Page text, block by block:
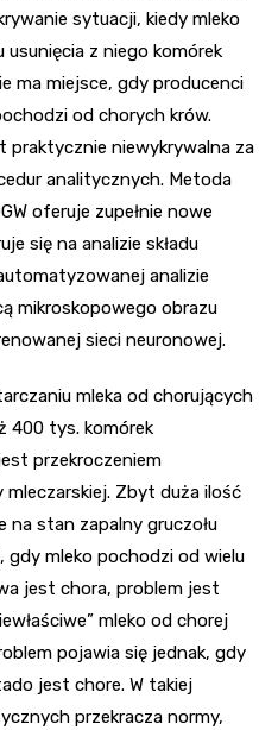
sytuacji, kiedy mleko
usunięcia z niego komórek
ma miejsce, gdy producenci
od chorych krów.
praktycznie niewykrywalna za
analitycznych. Metoda
oferuje zupełnie nowe
się na analizie składu
analizie
mikroskopowego obrazu
sieci neuronowej.
mleka od chorujących
400 tys. komórek
przekroczeniem
Zbyt duża ilość
na stan zapalny gruczołu
gdy mleko pochodzi od wielu
jest chora, problem jest
mleko od chorej
pojawia się jednak, gdy
jest chore. W takiej
przekracza normy,